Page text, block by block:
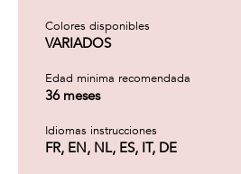
Colores disponibles
VARIADOS
Edad minima recomendada
36 meses
Idiomas instrucciones
FR, EN, NL, ES, IT, DE